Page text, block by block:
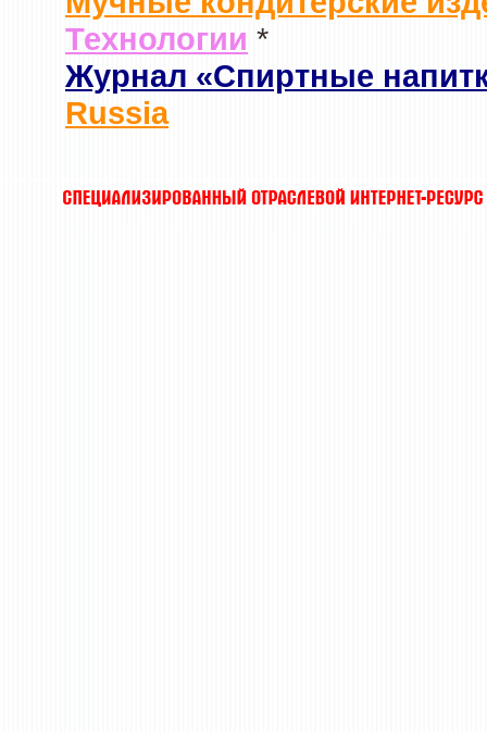
Технологии *
Журнал «Спиртные
Russia